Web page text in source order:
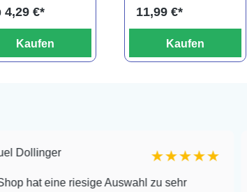
4,29 €*
Kaufen
11,99 €*
Kaufen
★★★★★
riesige Auswahl zu sehr
Frank